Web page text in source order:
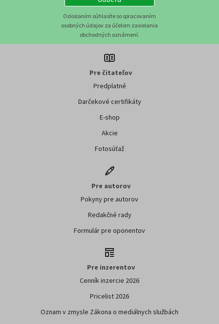
Prihlásiť sa k
odberu
Odoslaním súhlasíte so spracovaním
obchodných oznámení.
E-shop
Akcie
Fotosúťaž
Pokyny pre autorov
Redakčné rady
Formulár pre oponentov